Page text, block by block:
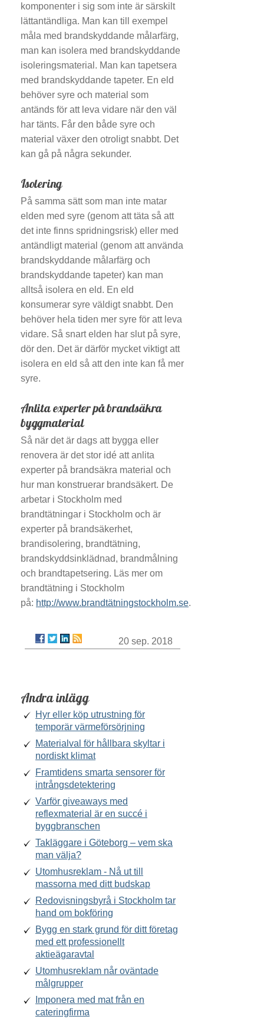
komponenter i sig som inte är särskilt
lättantändliga. Man kan till exempel
måla med brandskyddande målarfärg,
man kan isolera med brandskyddande
isoleringsmaterial. Man kan tapetsera
med brandskyddande tapeter. En eld
behöver syre och material som
antänds för att leva vidare när den väl
har tänts. Får den både syre och
material växer den otroligt snabbt. Det
kan gå på några sekunder.
Isolering
På samma sätt som man inte matar
elden med syre (genom att täta så att
det inte finns spridningsrisk) eller med
antändligt material (genom att använda
brandskyddande målarfärg och
brandskyddande tapeter) kan man
alltså isolera en eld. En eld
konsumerar syre väldigt snabbt. Den
behöver hela tiden mer syre för att leva
vidare. Så snart elden har slut på syre,
dör den. Det är därför mycket viktigt att
isolera en eld så att den inte kan få mer
syre.
Anlita experter på brandsäkra
byggmaterial
Så när det är dags att bygga eller
renovera är det stor idé att anlita
experter på brandsäkra material och
hur man konstruerar brandsäkert. De
arbetar i Stockholm med
brandtätningar i Stockholm och är
experter på brandsäkerhet,
brandisolering, brandtätning,
brandskyddsinklädnad, brandmålning
och brandtapetsering. Läs mer om
brandtätning i Stockholm
på: http://www.brandtätningstockholm.se.
20 sep. 2018
Andra inlägg
Hyr eller köp utrustning för
temporär värmeförsörjning
Materialval för hållbara skyltar i
nordiskt klimat
Framtidens smarta sensorer för
intrångsdetektering
Varför giveaways med
reflexmaterial är en succé i
byggbranschen
Takläggare i Göteborg – vem ska
man välja?
Utomhusreklam - Nå ut till
massorna med ditt budskap
Redovisningsbyrå i Stockholm tar
hand om bokföring
Bygg en stark grund för ditt företag
med ett professionellt
aktieägaravtal
Utomhusreklam når oväntade
målgrupper
Imponera med mat från en
cateringfirma